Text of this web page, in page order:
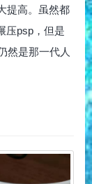
提高。虽然都
压psp，但是
然是那一代人